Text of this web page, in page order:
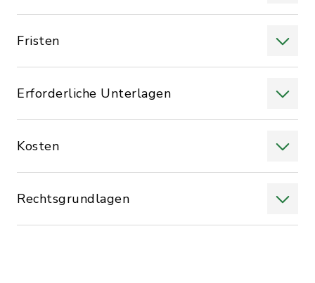
Fristen
Erforderliche Unterlagen
Kosten
Rechtsgrundlagen